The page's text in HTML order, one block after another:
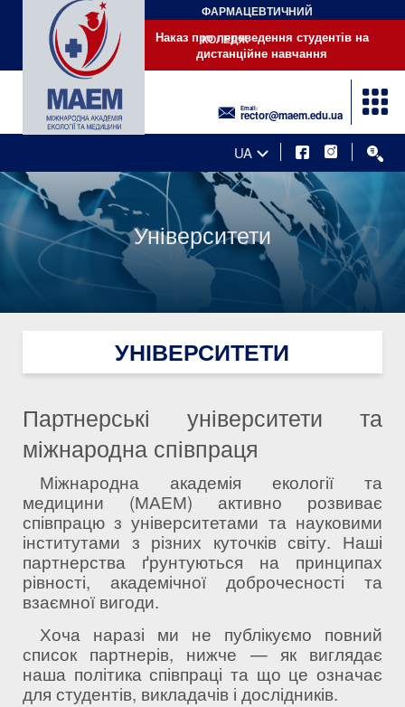
ФАРМАЦЕВТИЧНИЙ
КОЛЕДЖ
Наказ про переведення студентів на
дистанційне навчання
Email:
rector@maem.edu.ua
UA
Наказ про переведення студентів на дистанційне навчання
Університети
УНІВЕРСИТЕТИ
Партнерські університети та
міжнародна співпраця
Міжнародна академія екології та
медицини (МАЕМ) активно розвиває
співпрацю з університетами та науковими
інститутами з різних куточків світу. Наші
партнерства ґрунтуються на принципах
рівності, академічної доброчесності та
взаємної вигоди.
Хоча наразі ми не публікуємо повний
список партнерів, нижче — як виглядає
наша політика співпраці та що це означає
для студентів, викладачів і дослідників.